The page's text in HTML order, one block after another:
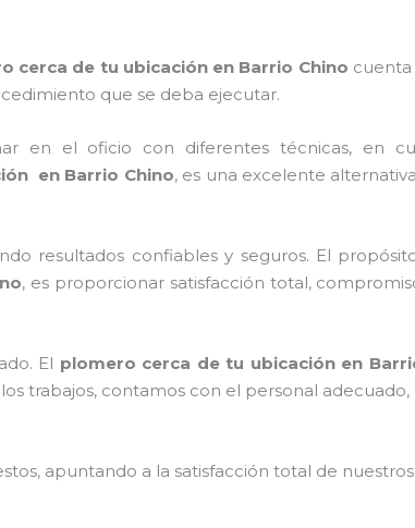
cerca de tu ubicación en Barrio Chino cuenta
que se deba ejecutar.
en el oficio con diferentes técnicas, en
en Barrio Chino, es una excelente
resultados confiables y seguros. El
, es proporcionar satisfacción total,
El plomero cerca de tu ubicación en
trabajos, contamos con el personal
apuntando a la satisfacción total de